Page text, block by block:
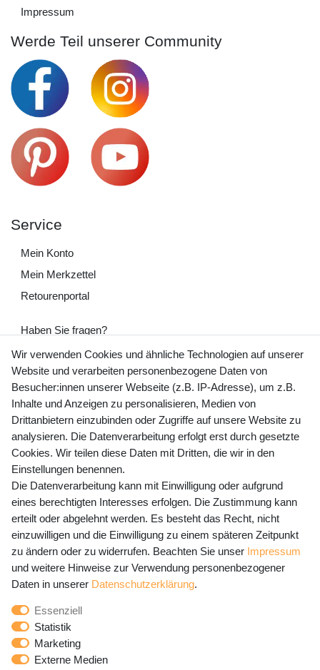
Impressum
Werde Teil unserer Community
Service
Mein Konto
Mein Merkzettel
Retourenportal
Haben Sie fragen?
+49 (0) 35243 460 400
Mo-Fr 9-15 Uhr
shop@banjado.com
Preisangaben inkl. gesetzl. MwSt. und zzgl. Service- und
Versandkosten
Newsletter Anmeldung - Keine Angebote
mehr verpassen!
E-MAIL **
Newsletter
Honig
Hiermit bestätige ich, dass ich die
gelesen habe. Meine Einwilligung kann ich jederzeit
widerrufen.**
Wir verwenden Cookies und ähnliche Technologien auf unserer
Website und verarbeiten personenbezogene Daten von
Besucher:innen unserer Webseite (z.B. IP-Adresse), um z.B.
Inhalte und Anzeigen zu personalisieren, Medien von
Drittanbietern einzubinden oder Zugriffe auf unsere Website zu
analysieren. Die Datenverarbeitung erfolgt erst durch gesetzte
Cookies. Wir teilen diese Daten mit Dritten, die wir in den
Einstellungen benennen.
Die Datenverarbeitung kann mit Einwilligung oder aufgrund
eines berechtigten Interesses erfolgen. Die Zustimmung kann
erteilt oder abgelehnt werden. Es besteht das Recht, nicht
einzuwilligen und die Einwilligung zu einem späteren Zeitpunkt
zu ändern oder zu widerrufen. Beachten Sie unser Impressum
und weitere Hinweise zur Verwendung personenbezogener
Daten in unserer Daten­schutz­erklärung.
Essenziell
Statistik
Marketing
Externe Medien